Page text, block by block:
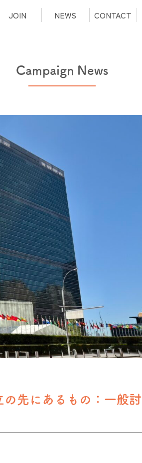
JOIN NEWS CONTACT
Campaign News
の先にあるもの：一般討